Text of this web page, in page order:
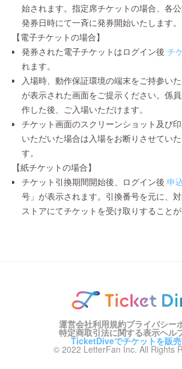
始されます。指定席チケットの場合、各
発券日時にて一斉に発券開始いたします。
【電子チケットの場合】
発券された電子チケットはログイン後 チ
れます。
入場時、動作保証環境の端末をご持参い
が表示された画面をご提示ください。係
作した後、ご入場いただけます。
チケット画面のスクリーンショット及び
いただいた場合は入場をお断りさせてい
す。
【紙チケットの場合】
チケット引換期間開始後、ログイン後 申
号」が表示されます。引換番号を元に、
ストアにてチケットを受け取りすること
運営会社利用規約プライバシー
特定商取引法に関する表示ヘル
TicketDiveでチケットを販
© 2022 LetterFan Inc. All Rights